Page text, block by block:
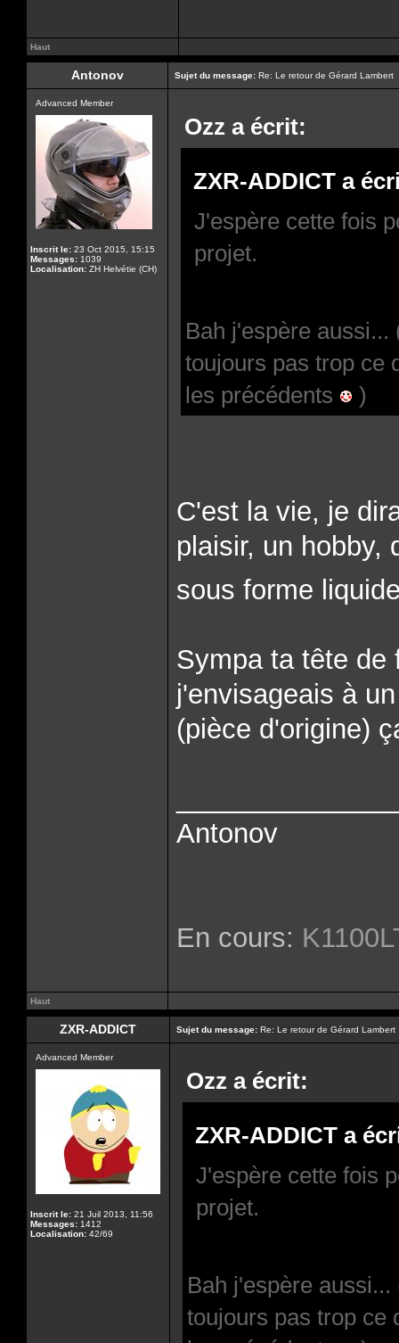
Haut
Antonov Sujet du message: Re: Le retour de Gérard Lambert
Advanced Member
Inscrit le: 23 Oct 2015, 15:15
Messages: 1039
Localisation: ZH Helvétie (CH)
Ozz a écrit:
ZXR-ADDICT a
J'espère cette fois
projet.
Bah j'espère
toujours pas trop ce
les précédents
)
C'est la vie, je
plaisir, un hobby,
sous forme
Sympa ta tête de
j'envisageais à
(pièce d'origine)
Antonov
En cours:
Haut
ZXR-ADDICT Sujet du message: Re: Le retour de Gérard Lambert
Advanced Member
Inscrit le: 21 Juil 2013, 11:56
Messages: 1412
Localisation: 42/69
Ozz a écrit:
ZXR-ADDICT a
J'espère cette fois
projet.
Bah j'espère
toujours pas trop ce